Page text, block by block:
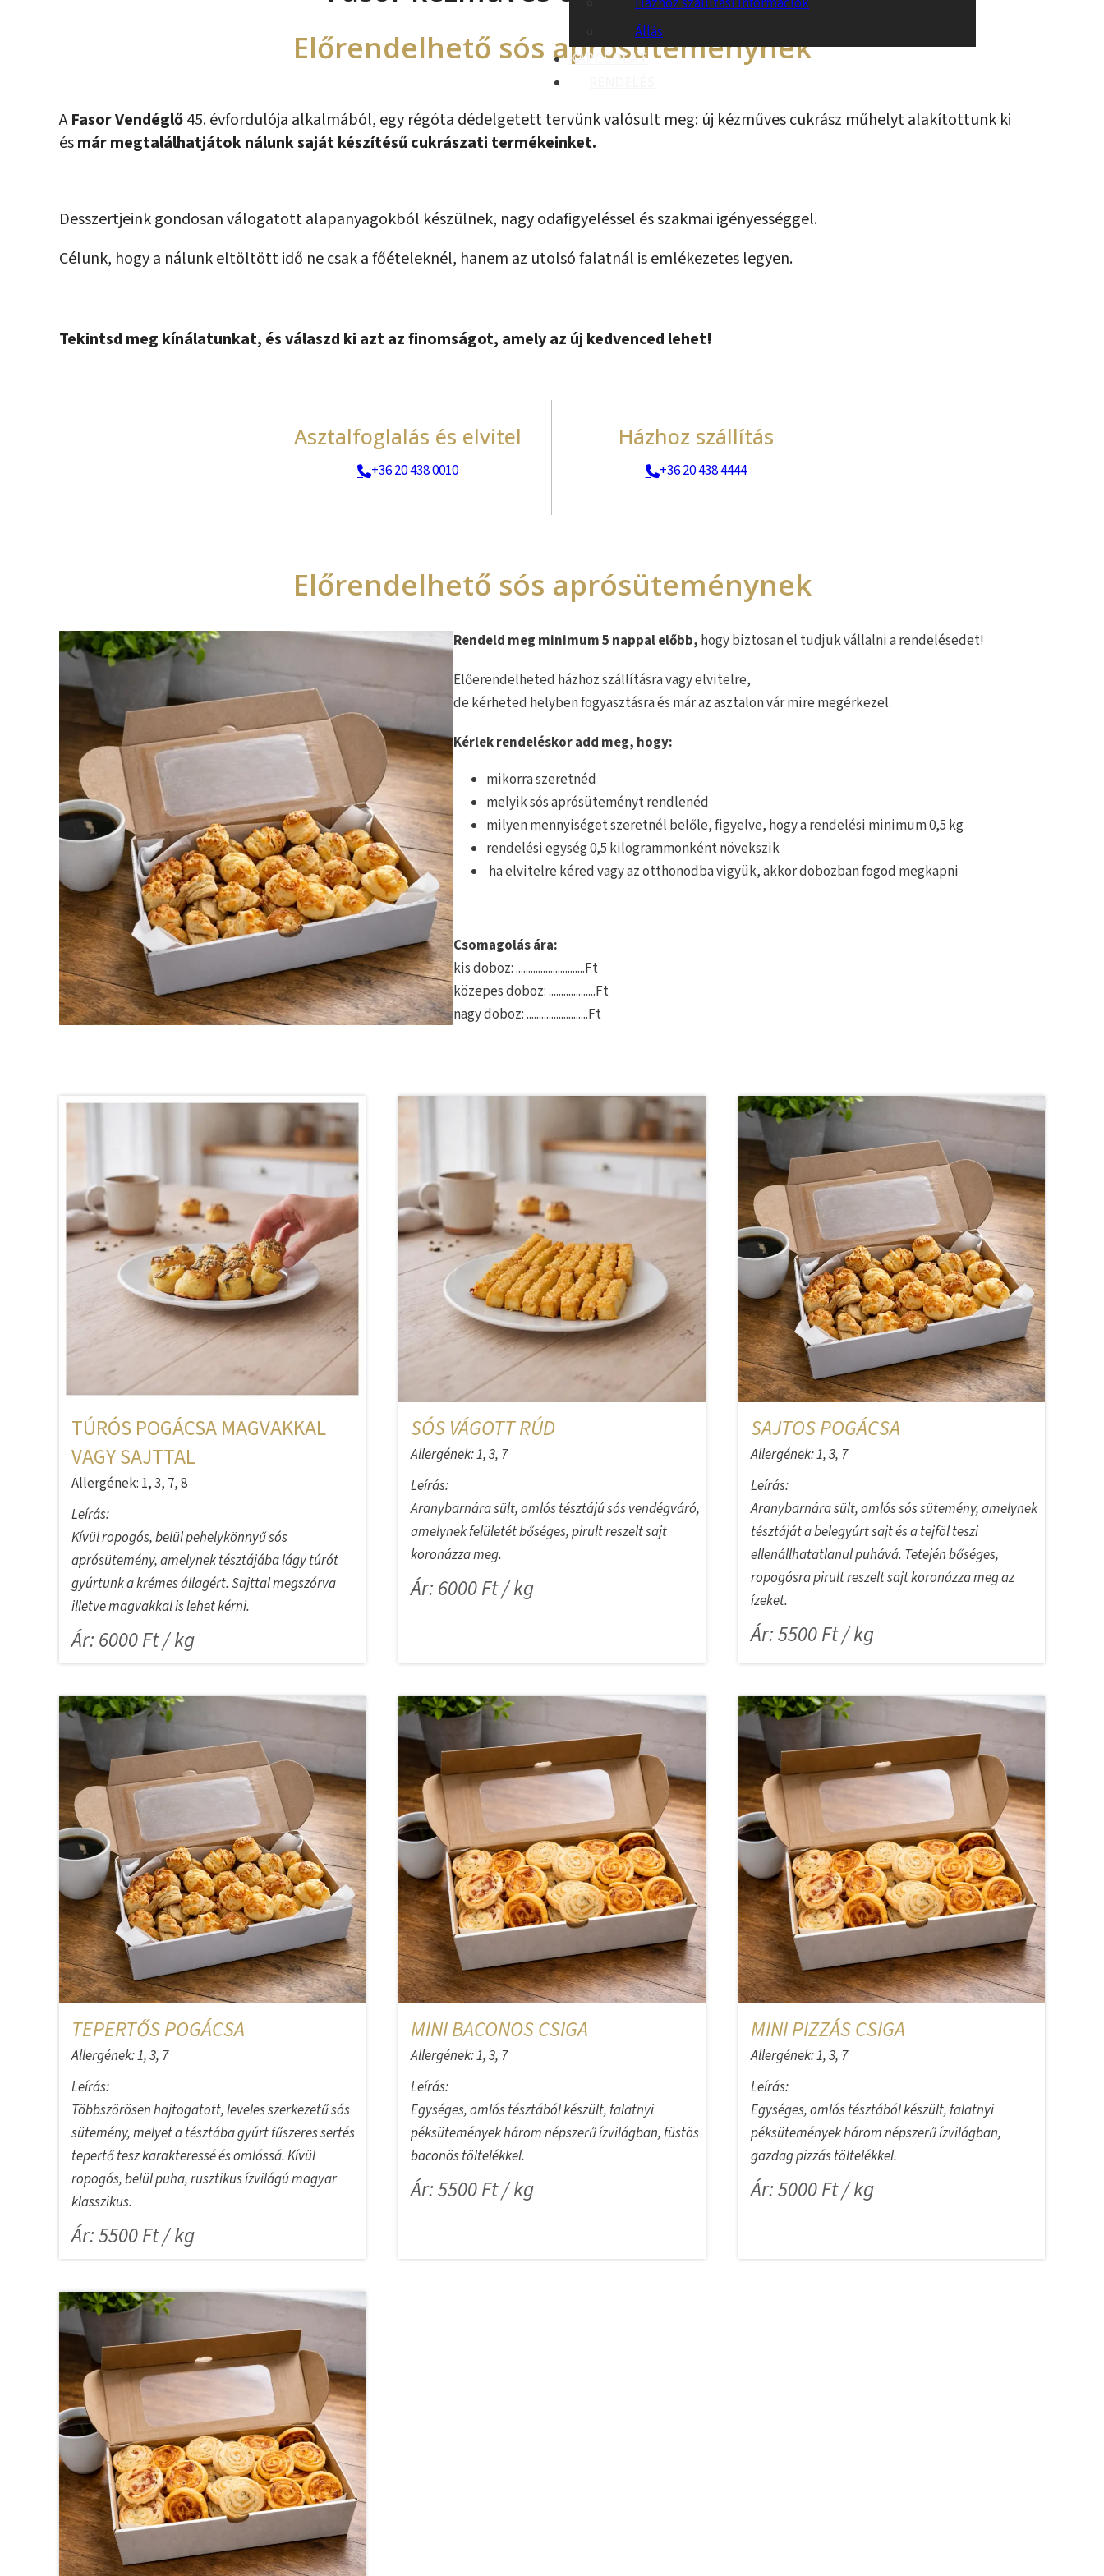
Állás
KAPCSOLAT
Előrendelhető sós aprósüteménynek
AFasor Vendéglő45. évfordulója alkalmából, egy régóta dédelgetett tervünk valósult meg: új kézműves cukrász műhelyt alakítottunk ki
ésmár megtalálhatjátok nálunk saját készítésű cukrászati termékeinket.
Desszertjeink gondosan válogatott alapanyagokból készülnek, nagy odafigyeléssel és szakmai igényességgel.
Célunk, hogy a nálunk eltöltött idő ne csak a főételeknél, hanem az utolsó falatnál is emlékezetes legyen.
Tekintsd meg kínálatunkat, és válaszd ki azt az finomságot, amely az új kedvenced lehet!
Asztalfoglalás és elvitel
+36 20 438 0010
Házhoz szállítás
+36 20 438 4444
Előrendelhető sós aprósüteménynek
Rendeld meg minimum 5 nappal előbb, hogy biztosan el tudjuk vállalni a rendelésedet!
Előerendelheted házhoz szállításra vagy elvitelre,
de kérheted helyben fogyasztásra és már az asztalon vár mire megérkezel.
Kérlek rendeléskor add meg, hogy:
mikorra szeretnéd
melyik sós aprósüteményt rendlenéd
milyen mennyiséget szeretnél belőle, figyelve, hogy a rendelési minimum 0,5 kg
rendelési egység 0,5 kilogrammonként növekszik
ha elvitelre kéred vagy az otthonodba vigyük, akkor dobozban fogod megkapni
Csomagolás ára:
kis doboz: ............................Ft
közepes doboz: ...................Ft
nagy doboz: .........................Ft
TÚRÓS POGÁCSA MAGVAKKAL
VAGY SAJTTAL
Allergének: 1, 3, 7, 8
Leírás:
Kívül ropogós, belül pehelykönnyű sós
aprósütemény, amelynek tésztájába lágy túrót
gyúrtunk a krémes állagért. Sajttal megszórva
illetve magvakkal is lehet kérni.
Ár: 6000 Ft / kg
SÓS VÁGOTT RÚD
Allergének: 1, 3, 7
Leírás:
Aranybarnára sült, omlós tésztájú sós vendégváró,
amelynek felületét bőséges, pirult reszelt sajt
koronázza meg.
Ár: 6000 Ft / kg
SAJTOS POGÁCSA
Allergének: 1, 3, 7
Leírás:
Aranybarnára sült, omlós sós sütemény, amelynek
tésztáját a belegyúrt sajt és a tejföl teszi
ellenállhatatlanul puhává. Tetején bőséges,
ropogósra pirult reszelt sajt koronázza meg az
ízeket.
Ár: 5500 Ft / kg
TEPERTŐS POGÁCSA
Allergének: 1, 3, 7
Leírás:
Többszörösen hajtogatott, leveles szerkezetű sós
sütemény, melyet a tésztába gyúrt fűszeres sertés
tepertő tesz karakteressé és omlóssá. Kívül
ropogós, belül puha, rusztikus ízvilágú magyar
klasszikus.
Ár: 5500 Ft / kg
MINI BACONOS CSIGA
Allergének: 1, 3, 7
Leírás:
Egységes, omlós tésztából készült, falatnyi
péksütemények három népszerű ízvilágban, füstös
baconös töltelékkel.
Ár: 5500 Ft / kg
MINI PIZZÁS CSIGA
Allergének: 1, 3, 7
Leírás:
Egységes, omlós tésztából készült, falatnyi
péksütemények három népszerű ízvilágban,
gazdag pizzás töltelékkel.
Ár: 5000 Ft / kg